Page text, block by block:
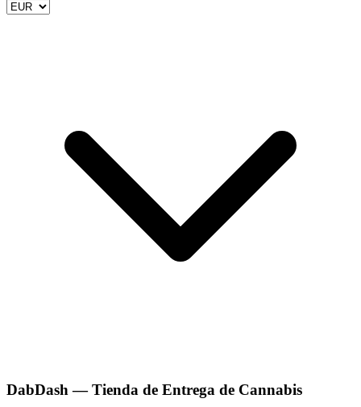
DabDash — Tienda de Entrega de Cannabis